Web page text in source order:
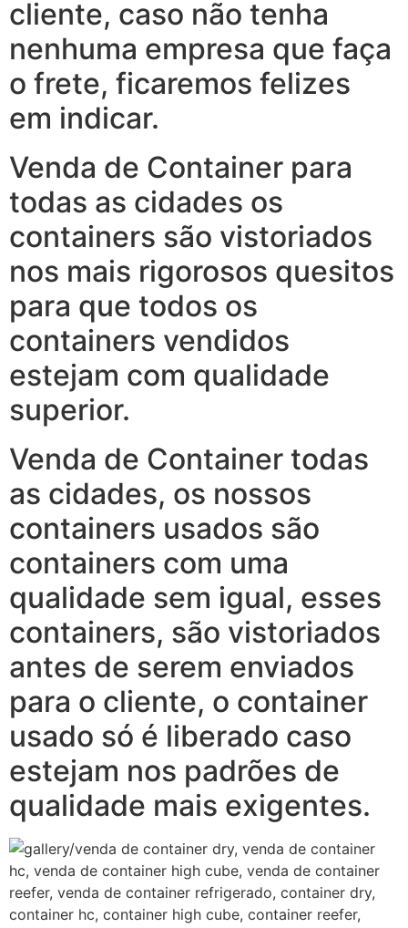
cliente, caso não tenha
nenhuma empresa que faça
o frete, ficaremos felizes
em indicar.
Venda de Container para
todas as cidades os
containers são vistoriados
nos mais rigorosos quesitos
para que todos os
containers vendidos
estejam com qualidade
superior.
Venda de Container todas
as cidades, os nossos
containers usados são
containers com uma
qualidade sem igual, esses
containers, são vistoriados
antes de serem enviados
para o cliente, o container
usado só é liberado caso
estejam nos padrões de
qualidade mais exigentes.